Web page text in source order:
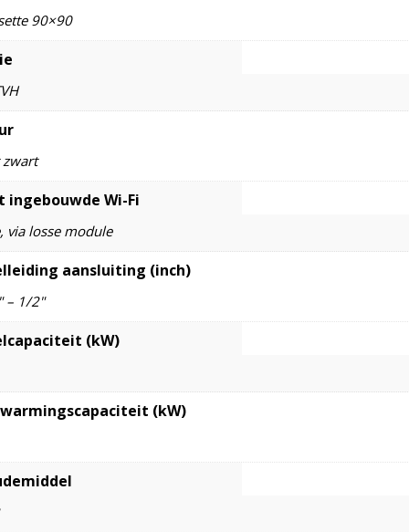
90×90
ingebouwde Wi-Fi
via losse module
aansluiting (inch)
– 1/2"
(kW)
(kW)